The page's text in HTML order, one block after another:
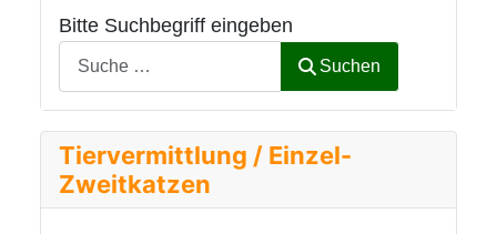
Bitte Suchbegriff eingeben
Suchen
Tiervermittlung / Einzel-
Zweitkatzen